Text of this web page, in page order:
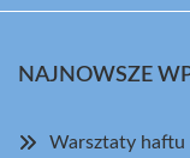
NAJNOWSZE
Warsztaty haftu